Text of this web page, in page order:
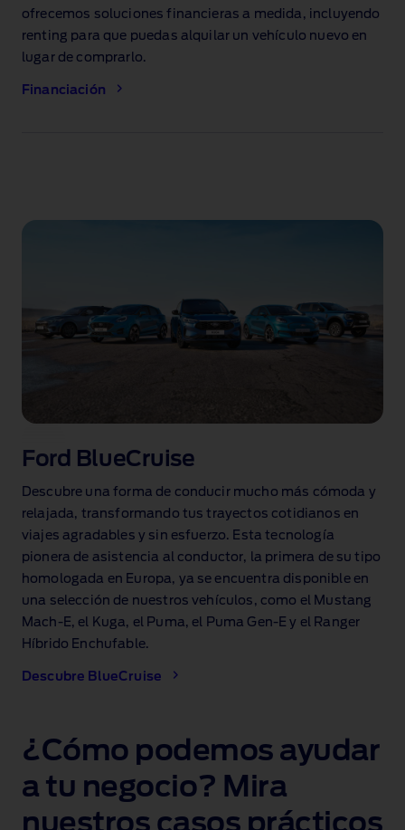
ofrecemos soluciones financieras a medida, incluyendo
renting para que puedas alquilar un vehículo nuevo en
lugar de comprarlo.
Financiación
Ford BlueCruise
Descubre una forma de conducir mucho más cómoda y
relajada, transformando tus trayectos cotidianos en
viajes agradables y sin esfuerzo. Esta tecnología
pionera de asistencia al conductor, la primera de su tipo
homologada en Europa, ya se encuentra disponible en
una selección de nuestros vehículos, como el Mustang
Mach‑E, el Kuga, el Puma, el Puma Gen‑E y el Ranger
Híbrido Enchufable.
Descubre BlueCruise
¿Cómo podemos ayudar
a tu negocio? Mira
nuestros casos prácticos